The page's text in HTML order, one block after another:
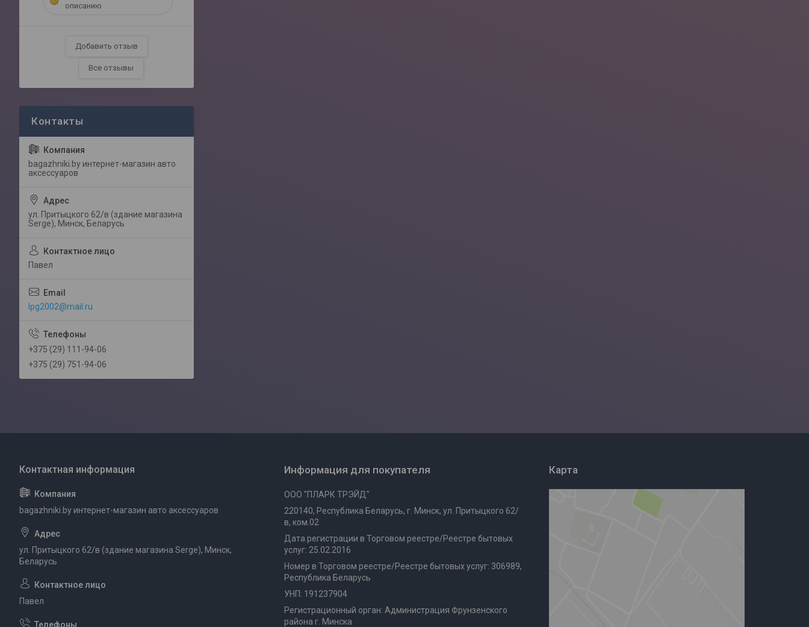
описанию
Добавить отзыв
Все отзывы
bagazhniki.by интернет-магазин авто
аксессуаров
ул. Притыцкого 62/в (здание магазина
Serge), Минск, Беларусь
Павел
lpg2002@mail.ru
+375 (29) 111-94-06
+375 (29) 751-94-06
bagazhniki.by интернет-магазин авто аксессуаров
ул. Притыцкого 62/в (здание магазина Serge), Минск,
Беларусь
Павел
Информация для покупателя
ООО "ПЛАРК ТРЭЙД"
220140, Республика Беларусь, г. Минск, ул. Притыцкого 62/
в, ком.02
Дата регистрации в Торговом реестре/Реестре бытовых
услуг: 25.02.2016
Номер в Торговом реестре/Реестре бытовых услуг: 306989,
Республика Беларусь
УНП: 191237904
Регистрационный орган: Администрация Фрунзенского
района г. Минска
Карта